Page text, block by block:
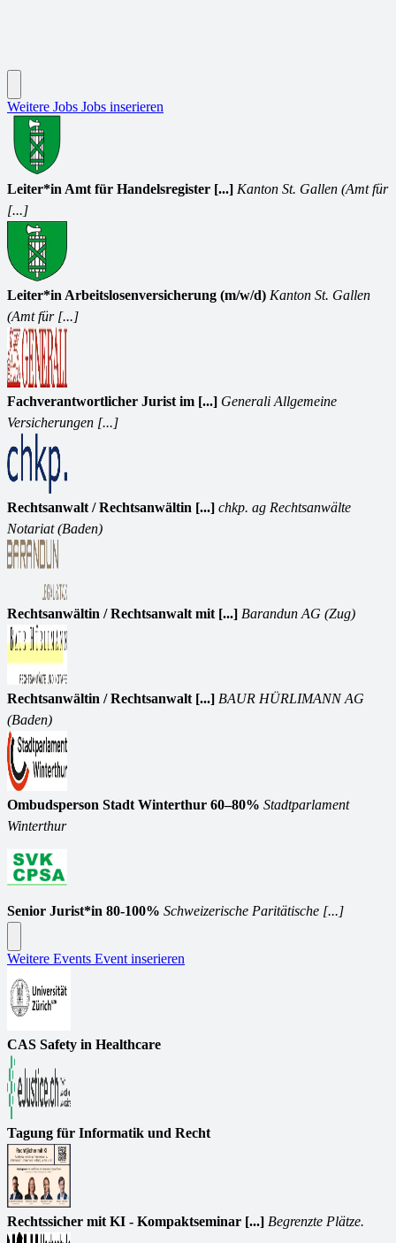
Weitere Jobs Jobs inserieren
Leiter*in Amt für Handelsregister [...] Kanton St. Gallen (Amt für
[...]
Leiter*in Arbeitslosenversicherung (m/w/d) Kanton St. Gallen
(Amt für [...]
Fachverantwortlicher Jurist im [...] Generali Allgemeine
Versicherungen [...]
Rechtsanwalt / Rechtsanwältin [...] chkp. ag Rechtsanwälte
Notariat (Baden)
Rechtsanwältin / Rechtsanwalt mit [...] Barandun AG (Zug)
Rechtsanwältin / Rechtsanwalt [...] BAUR HÜRLIMANN AG
(Baden)
Ombudsperson Stadt Winterthur 60–80% Stadtparlament
Winterthur
Senior Jurist*in 80-100% Schweizerische Paritätische [...]
Weitere Events Event inserieren
CAS Safety in Healthcare
Tagung für Informatik und Recht
Rechtssicher mit KI - Kompaktseminar [...] Begrenzte Plätze.